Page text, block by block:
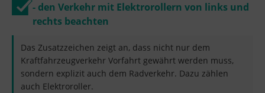
- den Verkehr mit Elektrorollern von links und
rechts beachten
Das Zusatzzeichen zeigt an, dass nicht nur dem
Kraftfahrzeugverkehr Vorfahrt gewährt werden muss,
sondern explizit auch dem Radverkehr. Dazu zählen
auch Elektroroller.